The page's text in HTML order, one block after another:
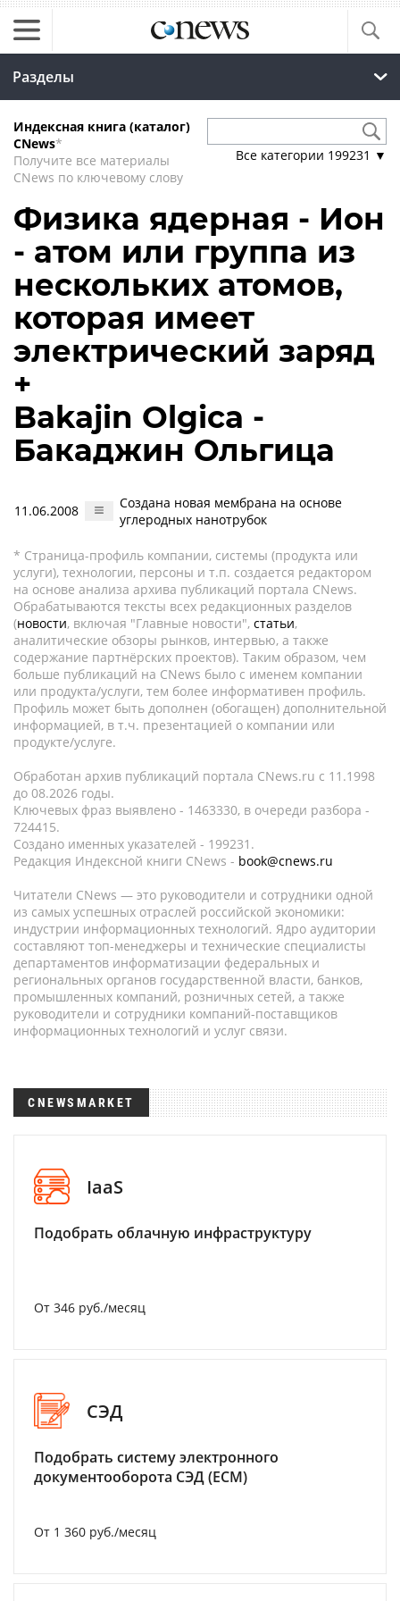
Разделы
Индексная книга (каталог)
CNews*
Получите все материалы
CNews по ключевому слову
Все категории 199231 ▼
Физика ядерная - Ион
- атом или группа из
нескольких атомов,
которая имеет
электрический заряд
+
Bakajin Olgica -
Бакаджин Ольгица
11.06.2008
Создана новая мембрана на основе
углеродных нанотрубок
* Страница-профиль компании, системы (продукта или
услуги), технологии, персоны и т.п. создается редактором
на основе анализа архива публикаций портала CNews.
Обрабатываются тексты всех редакционных разделов
(новости, включая "Главные новости", статьи,
аналитические обзоры рынков, интервью, а также
содержание партнёрских проектов). Таким образом, чем
больше публикаций на CNews было с именем компании
или продукта/услуги, тем более информативен профиль.
Профиль может быть дополнен (обогащен) дополнительной
информацией, в т.ч. презентацией о компании или
продукте/услуге.
Обработан архив публикаций портала CNews.ru c 11.1998
до 08.2026 годы.
Ключевых фраз выявлено - 1463330, в очереди разбора -
724415.
Создано именных указателей - 199231.
Редакция Индексной книги CNews - book@cnews.ru
Читатели CNews — это руководители и сотрудники одной
из самых успешных отраслей российской экономики:
индустрии информационных технологий. Ядро аудитории
составляют топ-менеджеры и технические специалисты
департаментов информатизации федеральных и
региональных органов государственной власти, банков,
промышленных компаний, розничных сетей, а также
руководители и сотрудники компаний-поставщиков
информационных технологий и услуг связи.
CNEWSMARKET
IaaS
Подобрать облачную инфраструктуру
От 346 руб./месяц
СЭД
Подобрать систему электронного
документооборота СЭД (ECM)
От 1 360 руб./месяц